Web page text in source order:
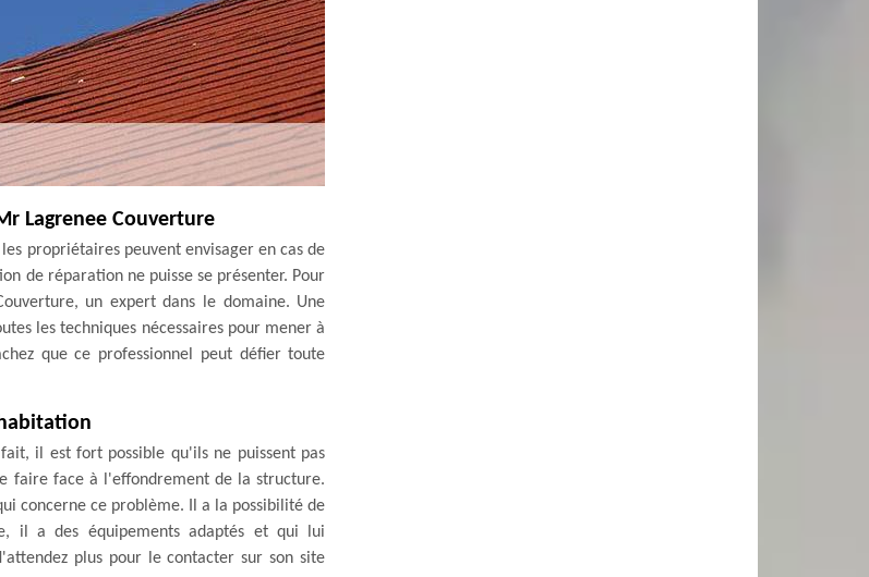
Lagrenee Couverture
propriétaires peuvent envisager en cas de
de réparation ne puisse se présenter. Pour
un expert dans le domaine. Une
les techniques nécessaires pour mener à
que ce professionnel peut défier toute
il est fort possible qu'ils ne puissent pas
faire face à l'effondrement de la structure.
concerne ce problème. Il a la possibilité de
il a des équipements adaptés et qui lui
plus pour le contacter sur son site